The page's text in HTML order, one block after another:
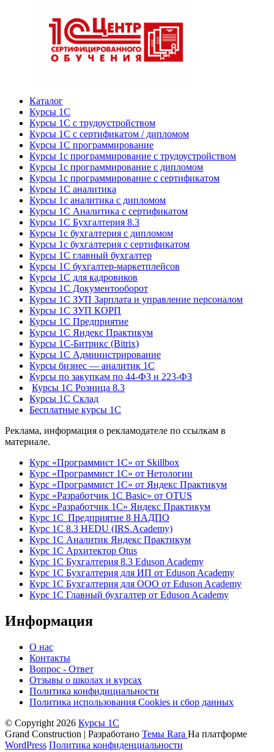
Каталог
Курсы 1С
Курсы 1С с трудоустройством
Курсы 1С с сертификатом / дипломом
Курсы 1С программирование
Курсы 1с программирование с трудоустройством
Курсы 1с программирование с дипломом
Курсы 1с программирование с сертификатом
Курсы 1С аналитика
Курсы 1с аналитика с дипломом
Курсы 1С Аналитика с сертификатом
Курсы 1С Бухгалтерия 8.3
Курсы 1с бухгалтерия с дипломом
Курсы 1с бухгалтерия с сертификатом
Курсы 1С главный бухгалтер
Курсы 1С бухгалтер-маркетплейсов
Курсы 1С для кадровиков
Курсы 1С Документооборот
Курсы 1С ЗУП Зарплата и управление персоналом
Курсы 1С ЗУП КОРП
Курсы 1С Предприятие
Курсы 1С Яндекс Практикум
Курсы 1С-Битрикс (Bitrix)
Курсы 1С Администрирование
Курсы бизнес — аналитик 1С
Курсы по закупкам по 44‑ФЗ и 223‑ФЗ
Курсы 1С Розница 8.3
Курсы 1С Склад
Бесплатные курсы 1С
Реклама, информация о рекламодателе по ссылкам в
материале.
Курс «Программист 1С» от Skillbox
Курс «Программист 1С» от Нетологии
Курс «Программист 1С» от Яндекс Практикум
Курс «Разработчик 1С Basic» от OTUS
Курс «Разработчик 1С» Яндекс Практикум
Курс 1С Предприятие 8 НАДПО
Курс 1С 8.3 HEDU (IRS.Academy)
Курс 1С Аналитик Яндекс Практикум
Курс 1С Архитектор Otus
Курс 1С Бухгалтерия 8.3 Eduson Academy
Курс 1С Бухгалтерия для ИП от Eduson Academy
Курс 1С Бухгалтерия для ООО от Eduson Academy
Курс 1С Главный бухгалтер от Eduson Academy
Информация
О нас
Контакты
Вопрос - Ответ
Отзывы о школах и курсах
Политика конфидициальности
Политика использования Cookies и сбор данных
© Copyright 2026 Курсы 1С
Grand Construction | Разработано Темы Rara На платформе
WordPress Политика конфиденциальности